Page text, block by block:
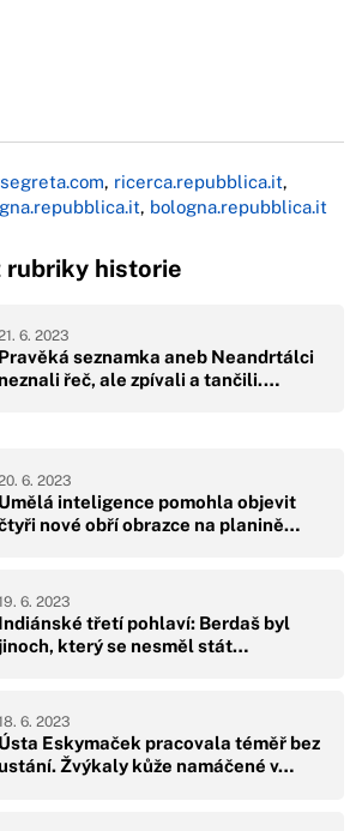
, ricerca.repubblica.it,
, bologna.repubblica.it
rubriky historie
Pravěká seznamka aneb Neandrtálci
neznali řeč, ale zpívali a tančili.…
6. 2023
Umělá inteligence pomohla objevit
nové obří obrazce na planině…
6. 2023
Indiánské třetí pohlaví: Berdaš byl
jinoch, který se nesměl stát…
6. 2023
Ústa Eskymaček pracovala téměř bez
Žvýkaly kůže namáčené v…
6. 2023